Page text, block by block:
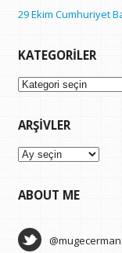
29 Ekim Cumhuriyet
KATEGORILER
Kategoriler
ARŞIVLER
Arşivler
ABOUT ME
@mugecerman